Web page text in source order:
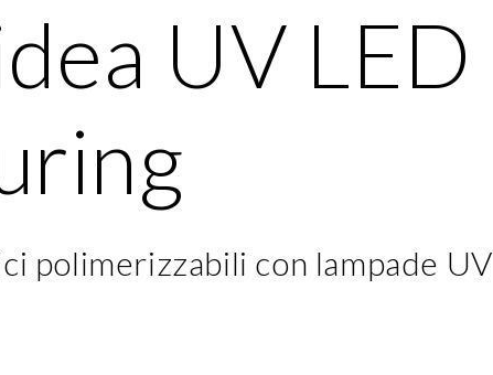
UV LED
polimerizzabili con lampade UV